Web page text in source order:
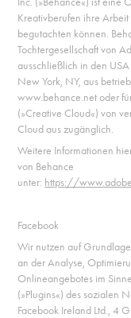
Kreativberufen ihre
begutachten können.
Tochtergesellschaft von
ausschließlich in den
New York, NY, aus
www.behance.net oder
(»Creative Cloud«) von
Cloud aus zugänglich.
Weitere Informationen
von Behance
unter: https://
Facebook
Wir nutzen auf
an der Analyse,
Onlineangebotes im
(»Plugins«) des sozialen
Facebook Ireland Ltd., 4